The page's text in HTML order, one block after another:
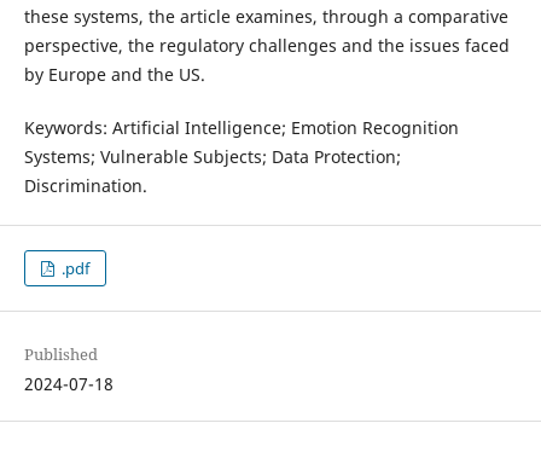
these systems, the article examines, through a comparative
perspective, the regulatory challenges and the issues faced
by Europe and the US.
Keywords: Artificial Intelligence; Emotion Recognition
Systems; Vulnerable Subjects; Data Protection;
Discrimination.
.pdf
Published
2024-07-18